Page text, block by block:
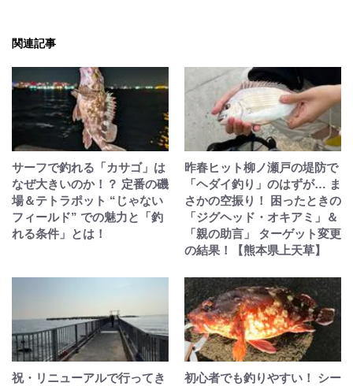
関連記事
サーフで釣れる「カサゴ」は
なぜ大きいのか！？ 定番の磯
場＆テトラポット “じゃない
フィールド” での魅力と「釣
れる条件」とは！
昨春ヒット柳ノ瀬戸の堤防で
「ヘダイ釣り」のはずが… ま
さかの空振り！ 困ったときの
「ジグヘッド・オキアミ」＆
「親の助言」 ターゲット変更
の結果！【熊本県上天草】
祝・リニューアルで行ってき
初心者でも釣りやすい！ シー